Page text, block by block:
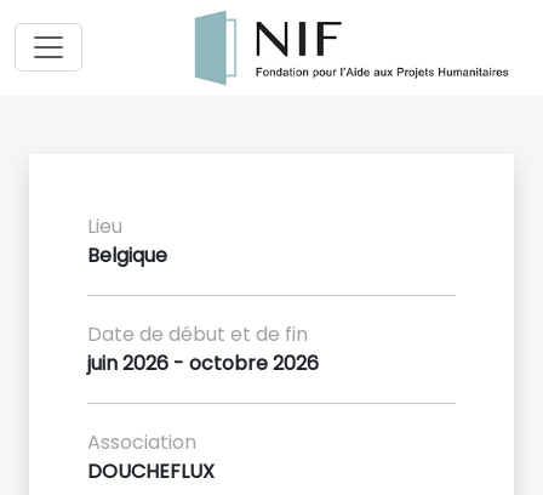
Lieu
Belgique
Date de début et de fin
juin 2026 - octobre 2026
Association
DOUCHEFLUX